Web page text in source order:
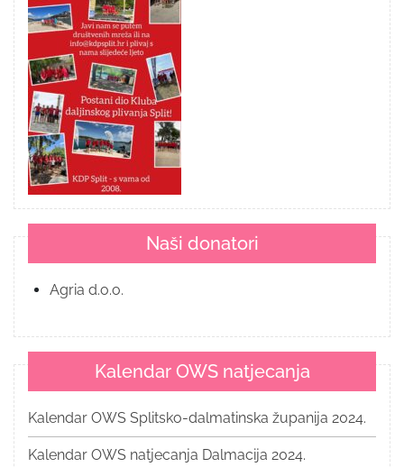
Naši donatori
Agria d.o.o.
Kalendar OWS natjecanja
Kalendar OWS Splitsko-dalmatinska županija 2024.
Kalendar OWS natjecanja Dalmacija 2024.